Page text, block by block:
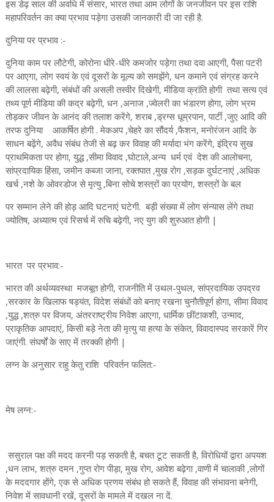
इस डेढ़ साल की अवधि में संसार, भारत तथा आम लोगों के जनजीवन पर इस राशि
महापरिवर्तन का क्या प्रभाव पड़ेगा उसकी जानकारी दी जा रही है.
दुनिया पर प्रभाव :-
दुनिया काम पर लौटेगी, कोरोना धीरे-धीरे कमजोर पड़ेगा तथा दवा आएगी, पैसा पटरी
पर आएगा, लोग स्वयं के एवं दूसरों के मूल्य को समझेंगे, धन कमाने एवं संग्रह करने
की लालसा बढ़ेगी, संबंधों की असली तस्वीर दिखेगी, मीडिया क्रांति होगी तथा सत्य एवं
तथ्य पूर्ण मीडिया की कद्र बढ़ेगी, धन ,अनाज ,ज्वेलरी का भंडारण होगा, लोग भ्रम
तोड़कर जीवन के आनंद की तलाश करेंगे, शराब ,ड्रग्स धूम्रपान, पार्टी ,जुए आदि की
तरफ दुनिया आकर्षित होगी . मेकअप ,चेहरे का सौंदर्य ,फैशन, मनोरंजन आदि के
साधन बढ़ेंगे, अवैध संबंध तेजी से बढ़ कर विवाह की मर्यादा भंग करेंगे, इंद्रिय सुख
प्राथमिकता पर होगा, युद्ध ,सीमा विवाद ,घोटाले,अन्य धर्म एवं देश की आलोचना,
सांप्रदायिक हिंसा, जमीन कब्जा जाना, रक्तपात ,मुख रोग ,सड़क दुर्घटनाएं ,अधिक
खर्च ,नशे के ओवरडोज से मृत्यु ,बिना सोचे शस्त्रों का प्रयोग, शस्त्रों के बल
पर सम्मान लेने की होड़ आदि घटनाएं घटेगी. बड़ी संख्या में लोग संन्यास लेंगे तथा
ज्योतिष, अध्यात्म एवं रिसर्च में रुचि बढ़ेगी, नए युग की शुरुआत होगी |
भारत पर प्रभाव:-
भारत की अर्थव्यवस्था मजबूत होगी, राजनीति में उथल-पुथल, सांप्रदायिक उपद्रव
,सरकार के खिलाफ षड्यंत, विदेश संबंधों को बनाए रखना चुनौतीपूर्ण होगा, सीमा विवाद
,युद्ध ,शत्रु पर विजय, अंतरराष्ट्रीय निवेश आएगा, धार्मिक छींटाकशी, उन्माद,
प्राकृतिक आपदाएं, किसी बड़े नेता की मृत्यु या हत्या के संकेत, विवादास्पद सरकारें गिर
जाएंगी. संघर्षों के साए में तरक्की होगी |
लग्न के अनुसार राहु केतु राशि परिवर्तन फलित:-
मेष लग्न:-
ससुराल पक्ष की मदद करनी पड़ सकती है, बचत टूट सकती है, विरोधियों द्वारा अपयश
,धन लाभ, शत्रु दमन ,गुप्त रोग पीड़ा, मुख रोग, आवेश बढ़ेगा ,वाणी में चालाकी ,लोगों
के मददगार होंगे, एक से अधिक प्रणय संबंध हो सकते हैं, विवाह की संभावना बनेगी,
निवेश में सावधानी रखें, दूसरों के मामले में दखल ना दें.